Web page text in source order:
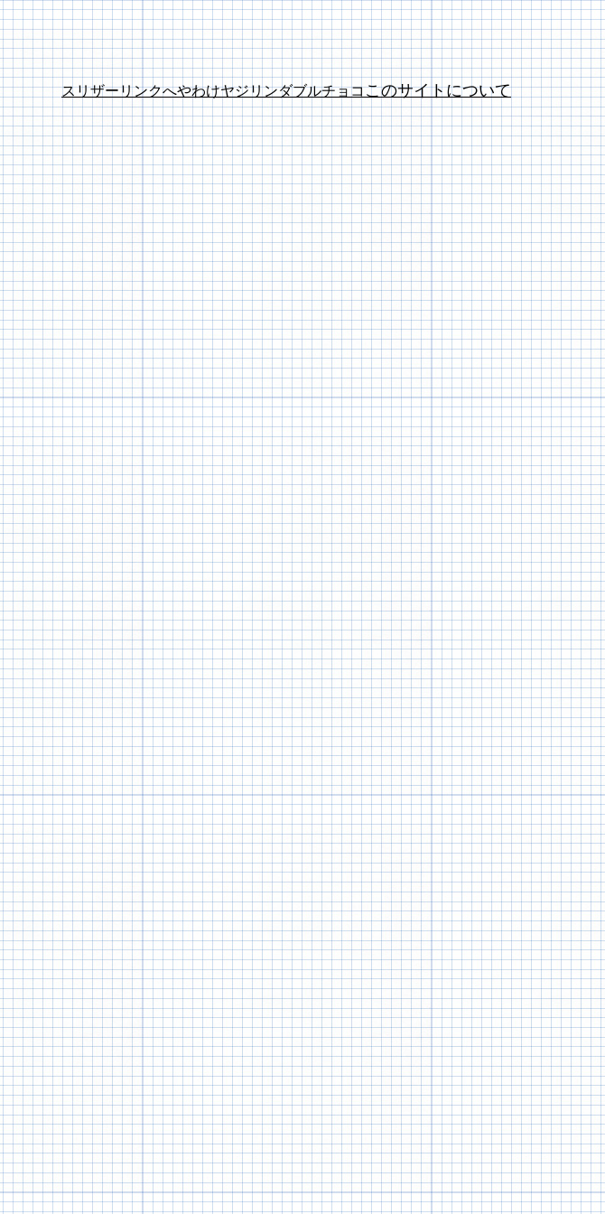
スリザーリンクへやわけヤジリンダブルチョコこのサイトについて